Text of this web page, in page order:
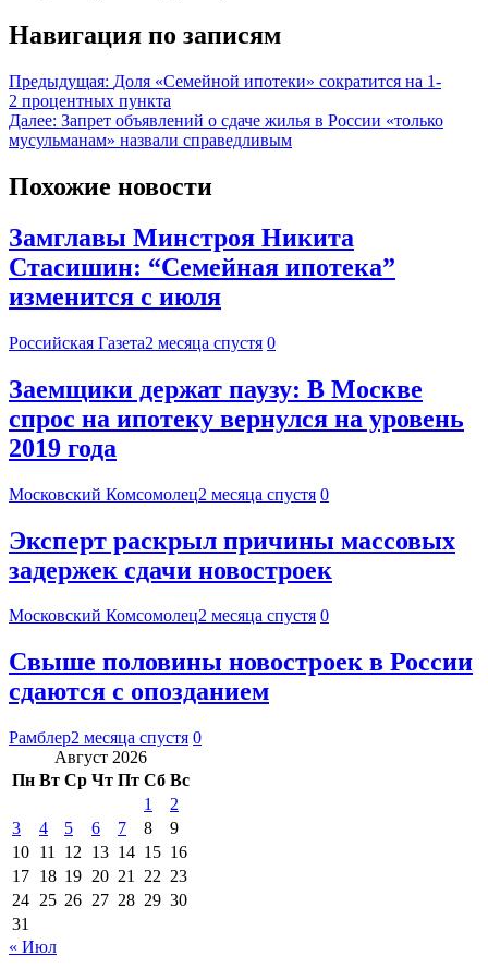
Навигация по записям
Предыдущая: Доля «Семейной ипотеки» сократится на 1-
2 процентных пункта
Далее: Запрет объявлений о сдаче жилья в России «только
мусульманам» назвали справедливым
Похожие новости
Замглавы Минстроя Никита
Стасишин: “Семейная ипотека”
изменится с июля
Российская Газета2 месяца спустя 0
Заемщики держат паузу: В Москве
спрос на ипотеку вернулся на уровень
2019 года
Московский Комсомолец2 месяца спустя 0
Эксперт раскрыл причины массовых
задержек сдачи новостроек
Московский Комсомолец2 месяца спустя 0
Свыше половины новостроек в России
сдаются с опозданием
Рамблер2 месяца спустя 0
Август 2026
Пн Вт Ср Чт Пт Сб Вс
1
2
3
4 5 6 7 8
9
10 11 12 13 14 15 16
17 18 19 20 21 22 23
24 25 26 27 28 29 30
31
« Июл